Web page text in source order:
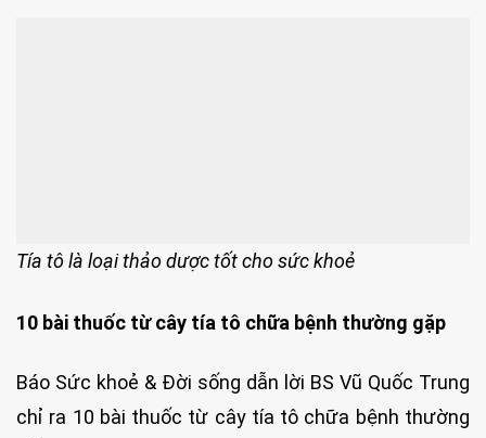
Tía tô là loại thảo dược tốt cho sức khoẻ
10 bài thuốc từ cây tía tô chữa bệnh thường gặp
Báo Sức khoẻ & Đời sống dẫn lời BS Vũ Quốc Trung
chỉ ra 10 bài thuốc từ cây tía tô chữa bệnh thường